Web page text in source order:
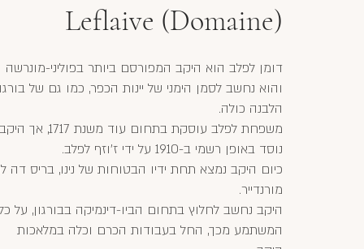
Leflaive (Domaine)
דומן לפלב הוא היקב המפורסם ביותר בפוליני-מונרשה
והוא נחשב לסמן הימני של יינות הכפר, כמו גם של
הלבנה כולה.
משפחת לפלב עוסקת בתחום עוד משנת 1717, אך היקב
נוסד באופן רשמי ב-1910 על ידי ז'וזף לפלב.
כיום היקב נמצא תחת ידיו הבטוחות של נינו, בריס דה
מורנדייר.
היקב נחשב לחלוץ בתחום הביו-דינמיקה בבורגון, על
המשתמע מכך, החל בעבודות הכרם וכלה במלאכות